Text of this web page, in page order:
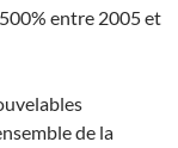
entre 2005 et
de la